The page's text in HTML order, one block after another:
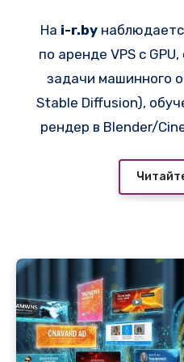
На i-r.by
по аренде VPS с
задачи машинного
Stable Diffusion),
рендер в Blender/
В
https://
также
Tesla A100/H100.
позволяет не
физических